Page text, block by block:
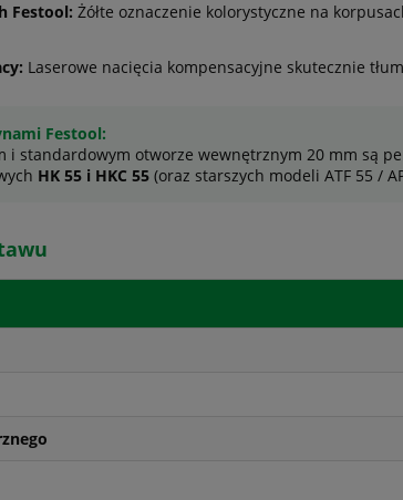
Festool: Żółte oznaczenie kolorystyczne na
Laserowe nacięcia kompensacyjne skutecznie
Festool:
i standardowym otworze wewnętrznym 20 mm są
HK 55 i HKC 55 (oraz starszych modeli ATF 55 /